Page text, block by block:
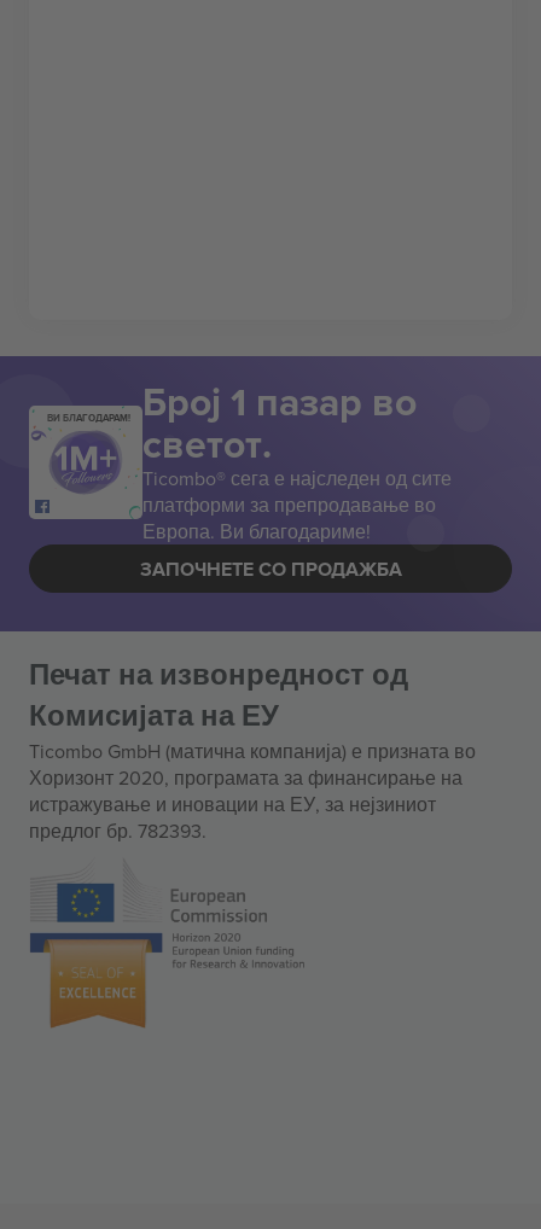
ВИ БЛАГОДАРАМ! Број 1 пазар во
светот.
Ticombo® сега е најследен од сите
платформи за препродавање во
Европа. Ви благодариме!
ЗАПОЧНЕТЕ СО ПРОДАЖБА
Печат на извонредност од
Комисијата на ЕУ
Ticombo GmbH (матична компанија) е призната во
Хоризонт 2020, програмата за финансирање на
истражување и иновации на ЕУ, за нејзиниот
предлог бр. 782393.